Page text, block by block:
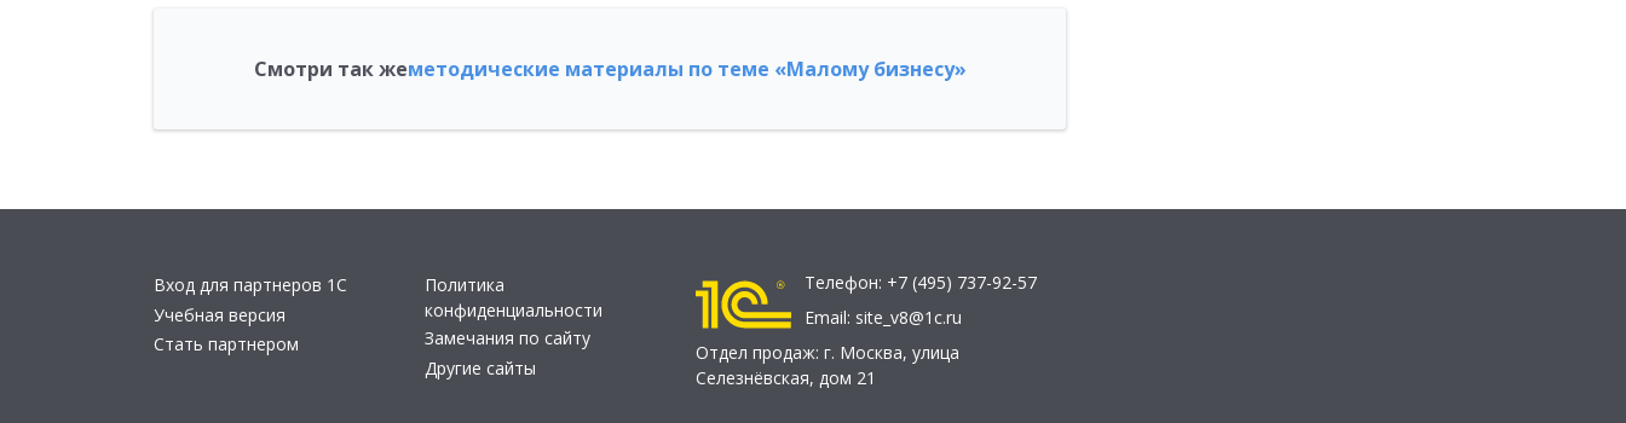
Смотри так жеметодические материалы по теме «Малому бизнесу»
Вход для партнеров 1С
Учебная версия
Стать партнером
Политика
конфиденциальности
Замечания по сайту
Другие сайты
Телефон: +7 (495) 737-92-57
Email: site_v8@1c.ru
Отдел продаж: г. Москва, улица
Селезнёвская, дом 21